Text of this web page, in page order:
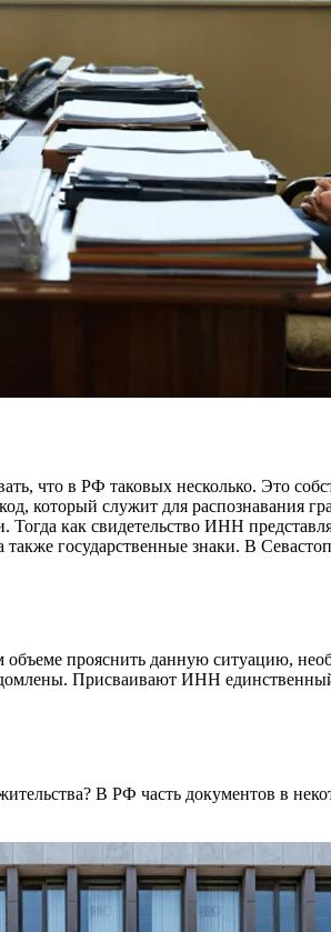
что в РФ таковых несколько. Это
который служит для распознавания
как свидетельство ИНН
государственные знаки. В
прояснить данную ситуацию,
Присваивают ИНН
В РФ часть документов в